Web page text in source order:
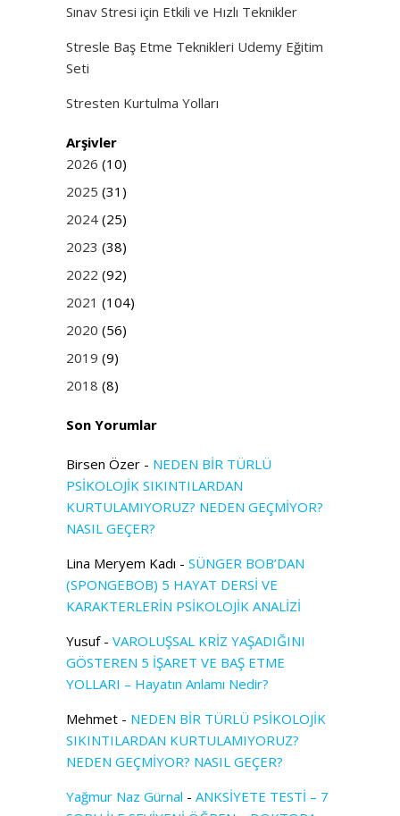
Sınav Stresi için Etkili ve Hızlı Teknikler
Stresle Baş Etme Teknikleri Udemy Eğitim
Seti
Stresten Kurtulma Yolları
Arşivler
2026 (10)
2025 (31)
2024 (25)
2023 (38)
2022 (92)
2021 (104)
2020 (56)
2019 (9)
2018 (8)
Son Yorumlar
Birsen Özer - NEDEN BİR TÜRLÜ
PSİKOLOJİK SIKINTILARDAN
KURTULAMIYORUZ? NEDEN GEÇMİYOR?
NASIL GEÇER?
Lina Meryem Kadı - SÜNGER BOB’DAN
(SPONGEBOB) 5 HAYAT DERSİ VE
KARAKTERLERİN PSİKOLOJİK ANALİZİ
Yusuf- VAROLUŞSAL KRİZ YAŞADIĞINI
GÖSTEREN 5 İŞARET VE BAŞ ETME
YOLLARI – Hayatın Anlamı Nedir?
Mehmet - NEDEN BİR TÜRLÜ PSİKOLOJİK
SIKINTILARDAN KURTULAMIYORUZ?
NEDEN GEÇMİYOR? NASIL GEÇER?
Yağmur Naz Gürnal - ANKSİYETE TESTİ – 7